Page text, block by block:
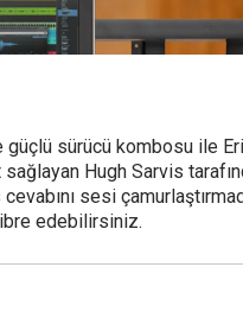
güçlü sürücü kombosu ile
Hugh Sarvis
sesi
edebilirsiniz.